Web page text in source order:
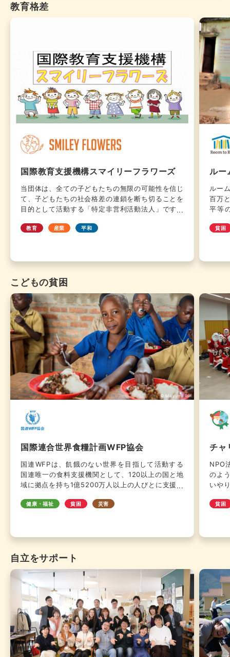
現在までにアジア・アフリカ地域の低所得コミュニティ
2300万人以上の子どもを支援し、2025年までに4000万人
の子どもに教育の機会を提供することを目標としていま
教育格差
国際教育支援機構スマイリーフラワーズ
当団体は、全ての子どもたちの無限の可能性を信じ
て、子どもたちの社会格差の連鎖を断ち切ることを
目的として活動する「特定非営利活動法人」です。
養護施設児童及び退所児童への支援を通して、一人
なたがもし僅かでも「自分にも何かできるかも？」
さい。あなたの力で変わる未来があります。
教育 産業 平和
ルー
ルー
百万
平等
と、
織、
2025
提供
貧困
こどもの貧困
© Mayumi Rui
国際連合世界食糧計画WFP協会
国連WFPは、飢餓のない世界を目指して活動する
国連唯一の食料支援機関として、120以上の国と地
域に拠点を持ち1億5200万人以上の人びとに支援を
どの緊急時に食料支援を届けるとともに、途上国の
飢餓を終わらせ、食料安全保障を実現し、栄養状態
まだに十分な食料を得られない状況で生活していま
す。食料支援および関連支援は、飢餓の連鎖を断ち
切る闘いの中核を担っています。
健康・福祉 貧困 災害
チャ
NPO
のよ
いや
にな
「特
す。
のサ
集ま
貧困
自立をサポート